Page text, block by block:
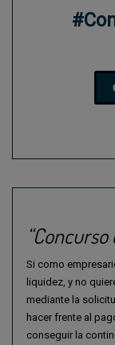
Si como
liquidez, y no
mediante la
hacer frente al
conseguir la